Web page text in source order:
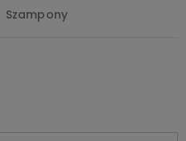
Szampony
kosztów płatności